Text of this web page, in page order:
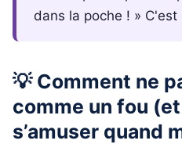
dans la poche ! »
💡 Comment ne
comme un fou
s’amuser quand